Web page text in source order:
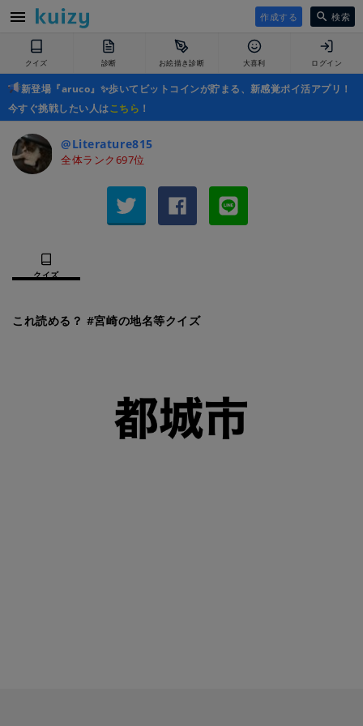
作成する 検索
クイズ 診断 お絵描き診断 大喜利 ログイン
新登場『aruco』✨歩いてビットコインが貯まる、新感覚ポイ活アプリ！
今すぐ挑戦したい人はこちら ！
@Literature815
全体ランク697位
クイズ
これ読める？ #宮崎の地名等クイズ